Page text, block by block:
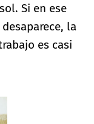
Si en ese
la
es casi